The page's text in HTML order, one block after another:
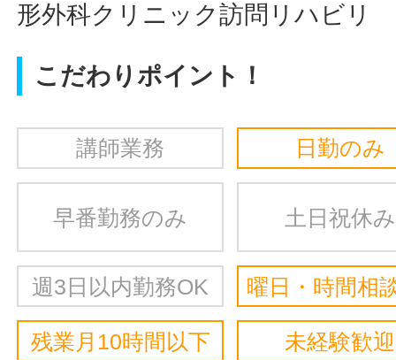
形外科クリニック訪問リハビリ
こだわりポイント！
講師業務 日勤のみ
早番勤務のみ 土日祝休み
週3日以内勤務OK 曜日・時間相
残業月10時間以下 未経験歓迎